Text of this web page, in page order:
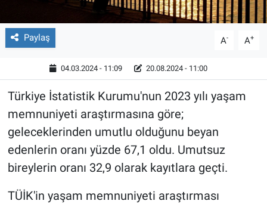
Paylaş A- A+
04.03.2024 - 11:09 20.08.2024 - 11:00
Türkiye İstatistik Kurumu'nun 2023 yılı yaşam
memnuniyeti araştırmasına göre;
geleceklerinden umutlu olduğunu beyan
edenlerin oranı yüzde 67,1 oldu. Umutsuz
bireylerin oranı 32,9 olarak kayıtlara geçti.
TÜİK'in yaşam memnuniyeti araştırması